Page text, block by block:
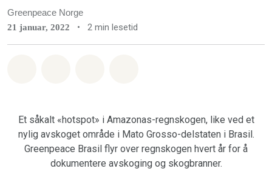
Greenpeace Norge
21 januar, 2022 • 2 min lesetid
Et såkalt «hotspot» i Amazonas-regnskogen, like ved et
nylig avskoget område i Mato Grosso-delstaten i Brasil.
Greenpeace Brasil flyr over regnskogen hvert år for å
dokumentere avskoging og skogbranner.